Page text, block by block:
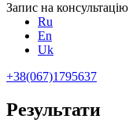
Запис на консультацію
Ru
En
Uk
+38(067)1795637
Результати